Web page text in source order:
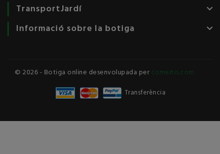
TransportJardí keyboard_arrow_down
Informació sobre la botiga keyboard_arrow_down
© 2026 - Botiga online desenvolupada percomertis.com
Transferència